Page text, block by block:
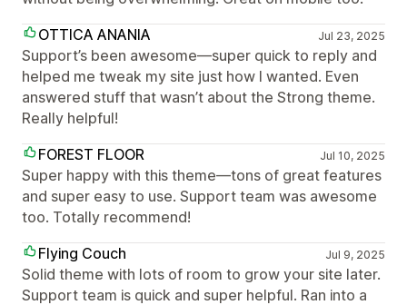
OTTICA ANANIA
Jul 23, 2025
Support’s been awesome—super quick to reply and
helped me tweak my site just how I wanted. Even
answered stuff that wasn’t about the Strong theme.
Really helpful!
FOREST FLOOR
Jul 10, 2025
Super happy with this theme—tons of great features
and super easy to use. Support team was awesome
too. Totally recommend!
Flying Couch
Jul 9, 2025
Solid theme with lots of room to grow your site later.
Support team is quick and super helpful. Ran into a